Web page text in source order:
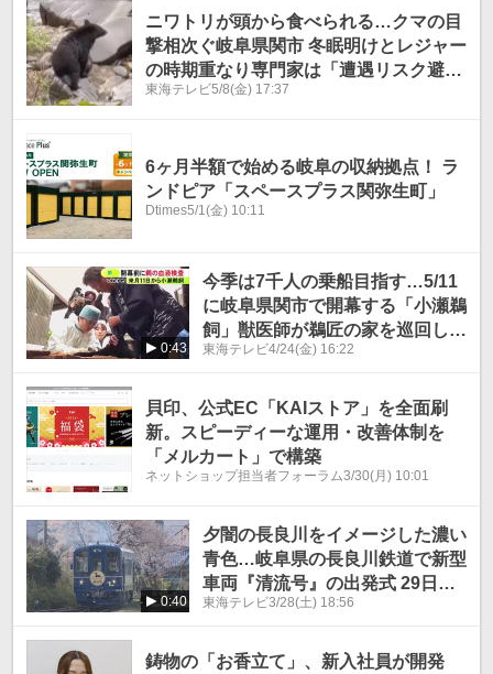
ニワトリが頭から食べられる…クマの目
撃相次ぐ岐阜県関市 冬眠明けとレジャー
の時期重なり専門家は「遭遇リスク避け
て」
東海テレビ5/8(金) 17:37
6ヶ月半額で始める岐阜の収納拠点！ ラ
ンドピア「スペースプラス関弥生町」
Dtimes5/1(金) 10:11
0:43
今季は7千人の乗船目指す…5/11
に岐阜県関市で開幕する「小瀬鵜
飼」獣医師が鵜匠の家を巡回し鵜
の血液検査
東海テレビ4/24(金) 16:22
貝印、公式EC「KAIストア」を全面刷
新。スピーディーな運用・改善体制を
「メルカート」で構築
ネットショップ担当者フォーラム3/30(月) 10:01
0:40
夕闇の長良川をイメージした濃い
青色…岐阜県の長良川鉄道で新型
車両『清流号』の出発式 29日か
ら定期運行開始
東海テレビ3/28(土) 18:56
鋳物の「お香立て」、新入社員が開発